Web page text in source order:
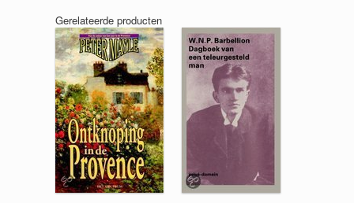
Gerelateerde producten